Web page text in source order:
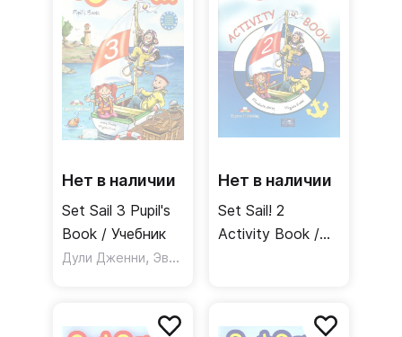
Нет в наличии
Set Sail 3 Pupil's
Book / Учебник
Дули Дженни, Эванс Вирджиния
Нет в наличии
Set Sail! 2
Activity Book /